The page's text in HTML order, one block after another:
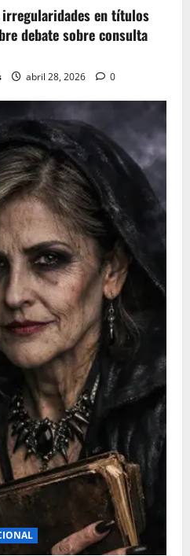
en títulos
debate sobre consulta
abril 28, 2026 0